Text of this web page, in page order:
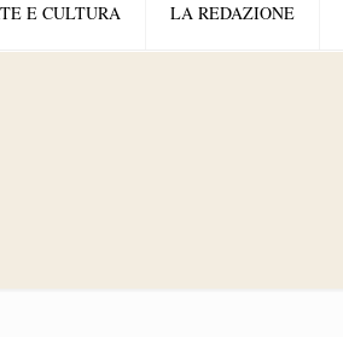
E CULTURA LA REDAZIONE